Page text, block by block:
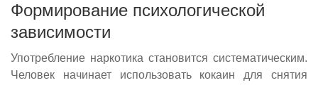
Формирование психологической
зависимости
Употребление наркотика становится систематическим.
Человек начинает использовать кокаин для снятия